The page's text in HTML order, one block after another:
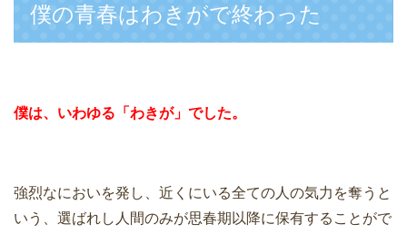
僕の青春はわきがで終わった
僕は、いわゆる「わきが」でした。
強烈なにおいを発し、近くにいる全ての人の気力を奪うと
いう、選ばれし人間のみが思春期以降に保有することがで